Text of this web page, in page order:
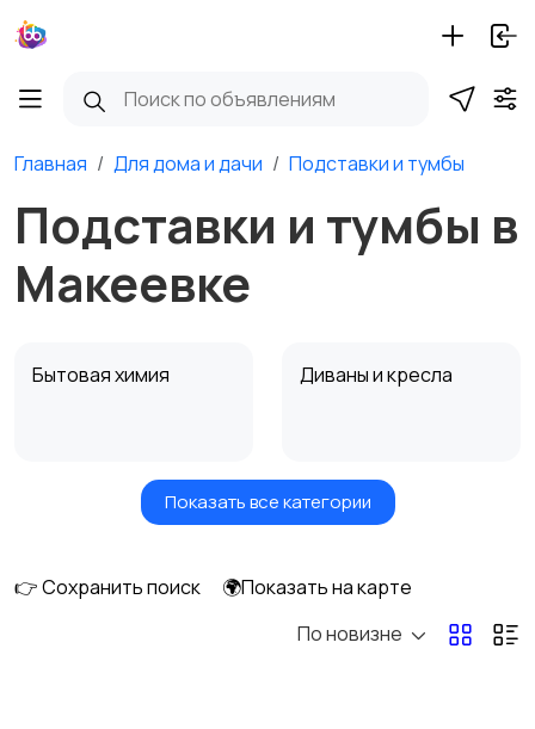
Главная Для дома и дачи Подставки и тумбы
Подставки и тумбы в
Макеевке
Бытовая химия Диваны и кресла
Кровати и матрасы Кухонные гарнитуры
Оформление
Показать все категории
👉 Сохранить поиск
🌍Показать на карте
По новизне